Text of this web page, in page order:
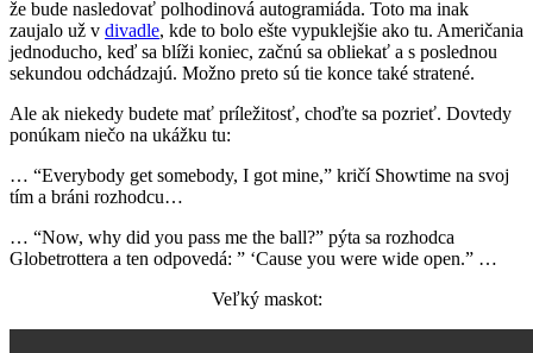
že bude nasledovať polhodinová autogramiáda. Toto ma inak
zaujalo už v divadle, kde to bolo ešte vypuklejšie ako tu. Američania
jednoducho, keď sa blíži koniec, začnú sa obliekať a s poslednou
sekundou odchádzajú. Možno preto sú tie konce také stratené.
Ale ak niekedy budete mať príležitosť, choďte sa pozrieť. Dovtedy
ponúkam niečo na ukážku tu:
… “Everybody get somebody, I got mine,” kričí Showtime na svoj
tím a bráni rozhodcu…
… “Now, why did you pass me the ball?” pýta sa rozhodca
Globetrottera a ten odpovedá: ” ‘Cause you were wide open.” …
Veľký maskot: